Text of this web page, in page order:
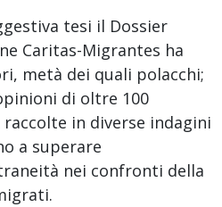
tesi il Dossier
Caritas-Migrantes ha
metà dei quali polacchi;
di oltre 100
in diverse indagini
a superare
nei confronti della